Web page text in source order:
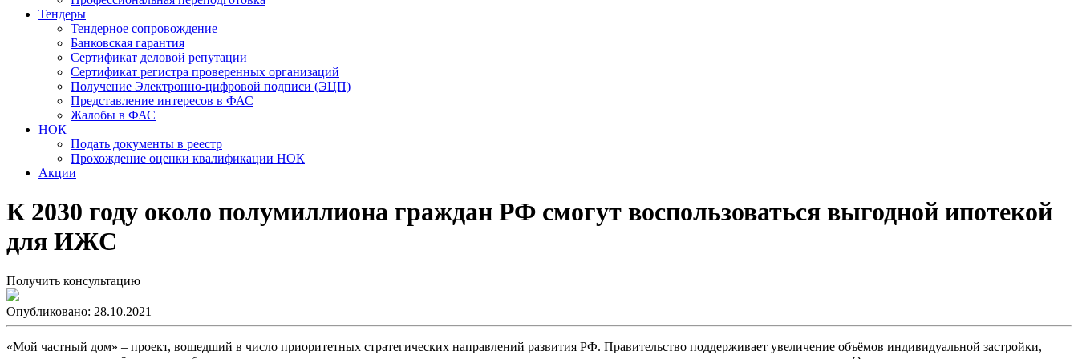
Тендеры
Тендерное сопровождение
Банковская гарантия
Сертификат деловой репутации
Сертификат регистра проверенных организаций
Получение Электронно-цифровой подписи (ЭЦП)
Представление интересов в ФАС
Жалобы в ФАС
НОК
Подать документы в реестр
Прохождение оценки квалификации НОК
Акции
К 2030 году около полумиллиона граждан РФ смогут воспользоваться выгодной ипотекой
для ИЖС
Получить консультацию
Опубликовано: 28.10.2021
«Мой частный дом» ‒ проект, вошедший в число приоритетных стратегических направлений развития РФ. Правительство поддерживает увеличение объёмов индивидуальной застройки,